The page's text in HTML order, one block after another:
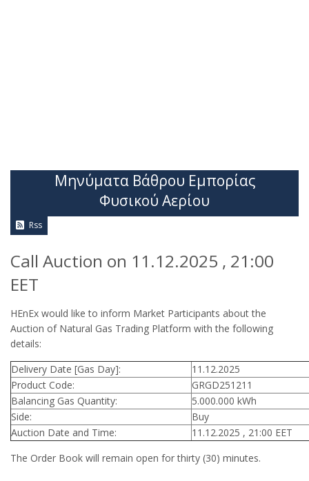
Μηνύματα Βάθρου Εμπορίας
Φυσικού Αερίου
Rss
Call Auction on 11.12.2025 , 21:00
EET
HEnEx would like to inform Market Participants about the
Auction of Natural Gas Trading Platform with the following
details:
Delivery Date [Gas Day]:
11.12.2025
Product Code:
GRGD251211
Balancing Gas Quantity:
5.000.000 kWh
Side:
Buy
Auction Date and Time:
11.12.2025 , 21:00 EET
The Order Book will remain open for thirty (30) minutes.